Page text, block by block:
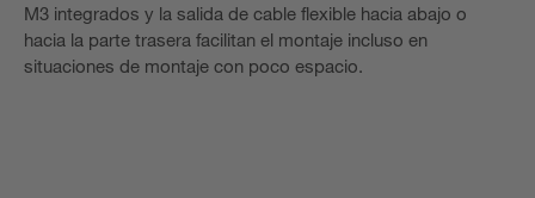
M3 integrados y la salida de cable flexible hacia abajo o
hacia la parte trasera facilitan el montaje incluso en
situaciones de montaje con poco espacio.